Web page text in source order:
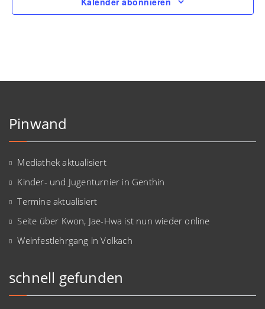
Pinwand
Mediathek aktualisiert
Kinder- und Jugenturnier in Genthin
Termine aktualisiert
Seite über Kwon, Jae-Hwa ist nun wieder online
Weinfestlehrgang in Volkach
schnell gefunden